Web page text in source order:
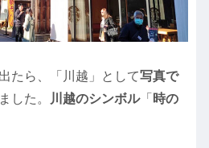
たら、「川越」として写真で
した。 川越のシンボル「 時の